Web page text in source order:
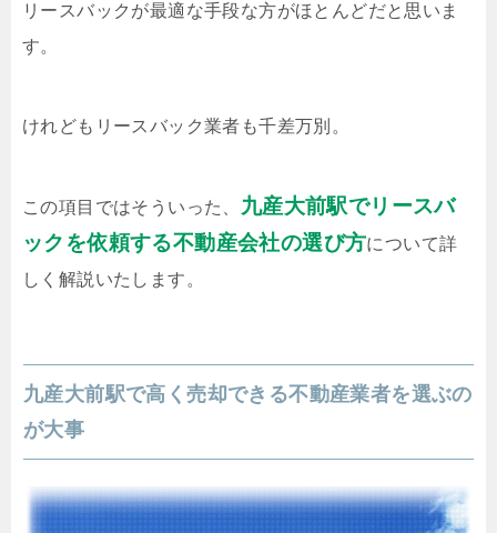
リースバックが最適な手段な方がほとんどだと思いま
す。
けれどもリースバック業者も千差万別。
この項目ではそういった、 九産大前駅でリースバ
ックを依頼する不動産会社の選び方について詳
しく解説いたします。
九産大前駅で高く売却できる不動産業者を選ぶの
が大事